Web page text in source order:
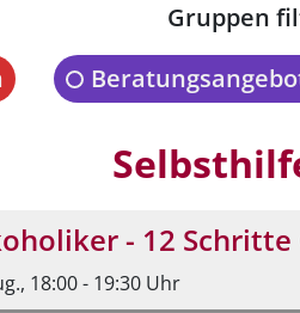
Gruppen
- 12 Schritte
18:00 - 19:30 Uhr